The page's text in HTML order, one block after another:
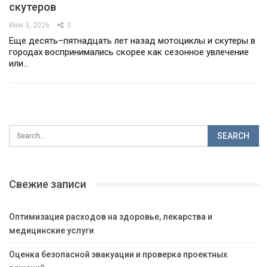
скутеров
Июн 3, 2026 0
Еще десять–пятнадцать лет назад мотоциклы и скутеры в
городах воспринимались скорее как сезонное увлечение
или…
Свежие записи
Оптимизация расходов на здоровье, лекарства и
медицинские услуги
Оценка безопасной эвакуации и проверка проектных